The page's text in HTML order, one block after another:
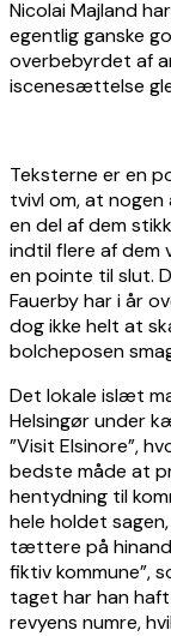
Nicolai Majland
egentlig ganske
overbebyrdet af
iscenesættelse
Teksterne er en
tvivl om, at
en del af dem
indtil flere af dem
en pointe til slut.
Fauerby har i år
dog ikke helt at
bolcheposen
Det lokale islæt
Helsingør under
”Visit Elsinore”,
bedste måde at
hentydning til
hele holdet
tættere på
fiktiv kommune”,
taget har han
revyens numre,